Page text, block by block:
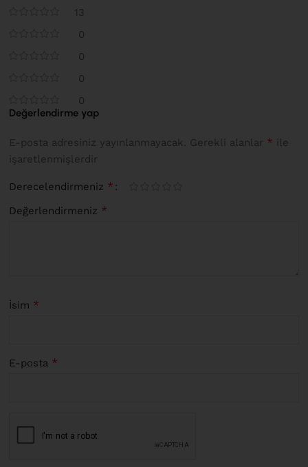
13
0
0
0
0
Değerlendirme yap
E-posta adresiniz yayınlanmayacak. Gerekli alanlar * ile
işaretlenmişlerdir
Derecelendirmeniz *
Değerlendirmeniz *
İsim *
E-posta *